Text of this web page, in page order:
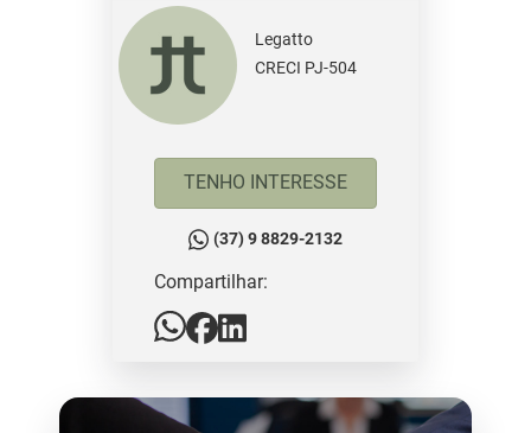
Legatto
CRECI PJ-504
TENHO INTERESSE
(37) 9 8829-2132
Compartilhar: